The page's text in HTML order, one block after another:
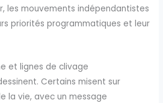
les mouvements indépendantistes
priorités programmatiques et leur
et lignes de clivage
Certains misent sur
la vie, avec un message